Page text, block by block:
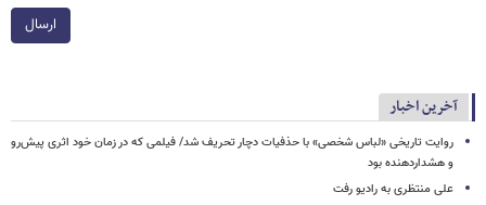
ارسال
آخرین اخبار
روایت تاریخی «لباس شخصی» با حذفیات دچار تحریف شد/ فیلمی که در زمان خود اثری پیش‌رو
و هشداردهنده بود
علی منتظری به رادیو رفت